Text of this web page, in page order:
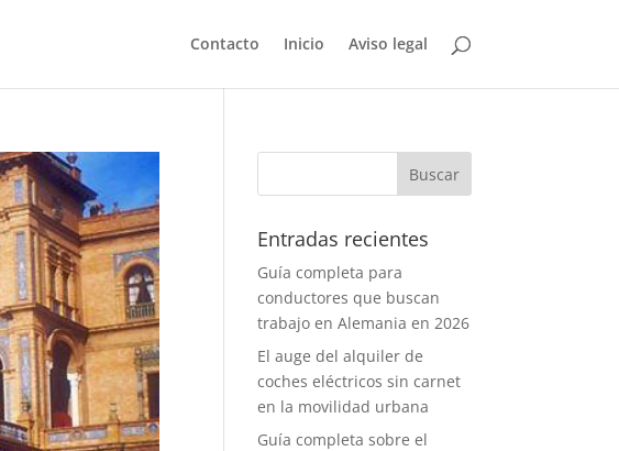
Contacto Inicio Aviso legal
Entradas recientes
Guía completa para
conductores que buscan
trabajo en Alemania en 2026
El auge del alquiler de
coches eléctricos sin carnet
en la movilidad urbana
Guía completa sobre el